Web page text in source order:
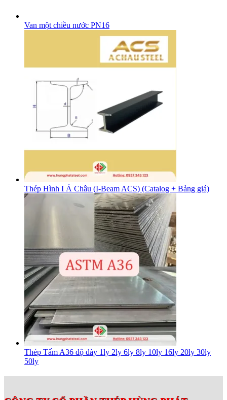
Van một chiều nước PN16
Thép Hình I Á Châu (I-Beam ACS) (Catalog + Bảng giá)
Thép Tấm A36 độ dày 1ly 2ly 6ly 8ly 10ly 16ly 20ly 30ly
50ly